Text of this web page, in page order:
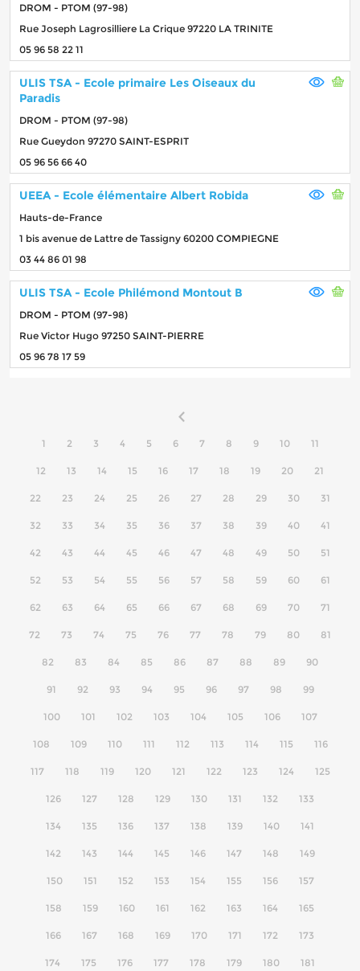
DROM - PTOM (97-98)
Rue Joseph Lagrosilliere La Crique 97220 LA TRINITE
05 96 58 22 11
ULIS TSA - Ecole primaire Les Oiseaux du
Paradis
DROM - PTOM (97-98)
Rue Gueydon 97270 SAINT-ESPRIT
05 96 56 66 40
UEEA - Ecole élémentaire Albert Robida
Hauts-de-France
1 bis avenue de Lattre de Tassigny 60200 COMPIEGNE
03 44 86 01 98
ULIS TSA - Ecole Philémond Montout B
DROM - PTOM (97-98)
Rue Victor Hugo 97250 SAINT-PIERRE
05 96 78 17 59
1 2 3 4 5 6 7 8 9 10 11
12 13 14 15 16 17 18 19 20 21
22 23 24 25 26 27 28 29 30 31
32 33 34 35 36 37 38 39 40 41
42 43 44 45 46 47 48 49 50 51
52 53 54 55 56 57 58 59 60 61
62 63 64 65 66 67 68 69 70 71
72 73 74 75 76 77 78 79 80 81
82 83 84 85 86 87 88 89 90
91 92 93 94 95 96 97 98 99
100 101 102 103 104 105 106 107
108 109 110 111 112 113 114 115 116
117 118 119 120 121 122 123 124 125
126 127 128 129 130 131 132 133
134 135 136 137 138 139 140 141
142 143 144 145 146 147 148 149
150 151 152 153 154 155 156 157
158 159 160 161 162 163 164 165
166 167 168 169 170 171 172 173
174 175 176 177 178 179 180 181